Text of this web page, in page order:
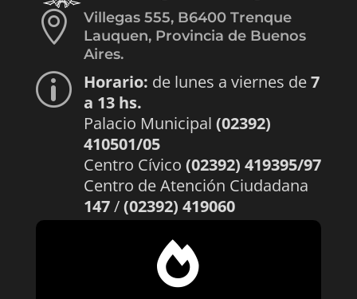

Villegas 555, B6400 Trenque
Lauquen, Provincia de Buenos
Aires.
p Horario: de lunes a viernes de7
a 13 hs.
Palacio Municipal (02392)
410501/05
Centro Cívico (02392) 419395/97
Centro de Atención Ciudadana
147/(02392) 419060
